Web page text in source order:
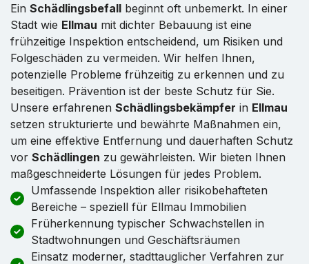
Ein Schädlingsbefall beginnt oft unbemerkt. In einer
Stadt wie Ellmau mit dichter Bebauung ist eine
frühzeitige Inspektion entscheidend, um Risiken und
Folgeschäden zu vermeiden. Wir helfen Ihnen,
potenzielle Probleme frühzeitig zu erkennen und zu
beseitigen. Prävention ist der beste Schutz für Sie.
Unsere erfahrenen Schädlingsbekämpfer in Ellmau
setzen strukturierte und bewährte Maßnahmen ein,
um eine effektive Entfernung und dauerhaften Schutz
vor Schädlingen zu gewährleisten. Wir bieten Ihnen
maßgeschneiderte Lösungen für jedes Problem.
Umfassende Inspektion aller risikobehafteten
Bereiche – speziell für Ellmau Immobilien
Früherkennung typischer Schwachstellen in
Stadtwohnungen und Geschäftsräumen
Einsatz moderner, stadttauglicher Verfahren zur